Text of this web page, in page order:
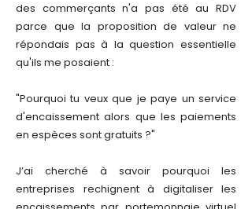
des commerçants n'a pas été au RDV
parce que la proposition de valeur ne
répondais pas à la question essentielle
qu'ils me posaient :
"Pourquoi tu veux que je paye un service
d'encaissement alors que les paiements
en espèces sont gratuits ?"
J’ai cherché à savoir pourquoi les
entreprises rechignent à digitaliser les